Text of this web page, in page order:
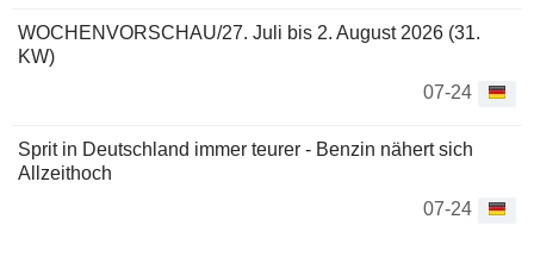
WOCHENVORSCHAU/27. Juli bis 2. August 2026 (31.
KW)
07-24
Sprit in Deutschland immer teurer - Benzin nähert sich
Allzeithoch
07-24